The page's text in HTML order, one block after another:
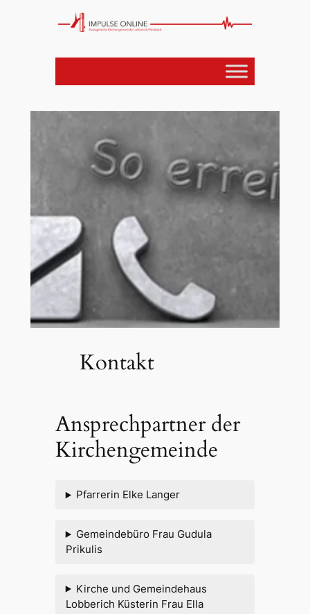
Kontakt
Ansprechpartner der
Kirchengemeinde
Pfarrerin Elke Langer
Gemeindebüro Frau Gudula
Prikulis
Kirche und Gemeindehaus
Lobberich Küsterin Frau Ella